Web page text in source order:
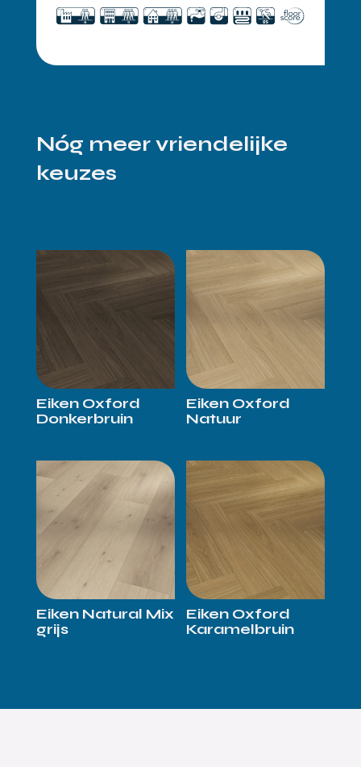
Nóg meer vriendelijke
keuzes
Eiken Oxford
Donkerbruin
Eiken Oxford
Natuur
Eiken Natural Mix
grijs
Eiken Oxford
Karamelbruin